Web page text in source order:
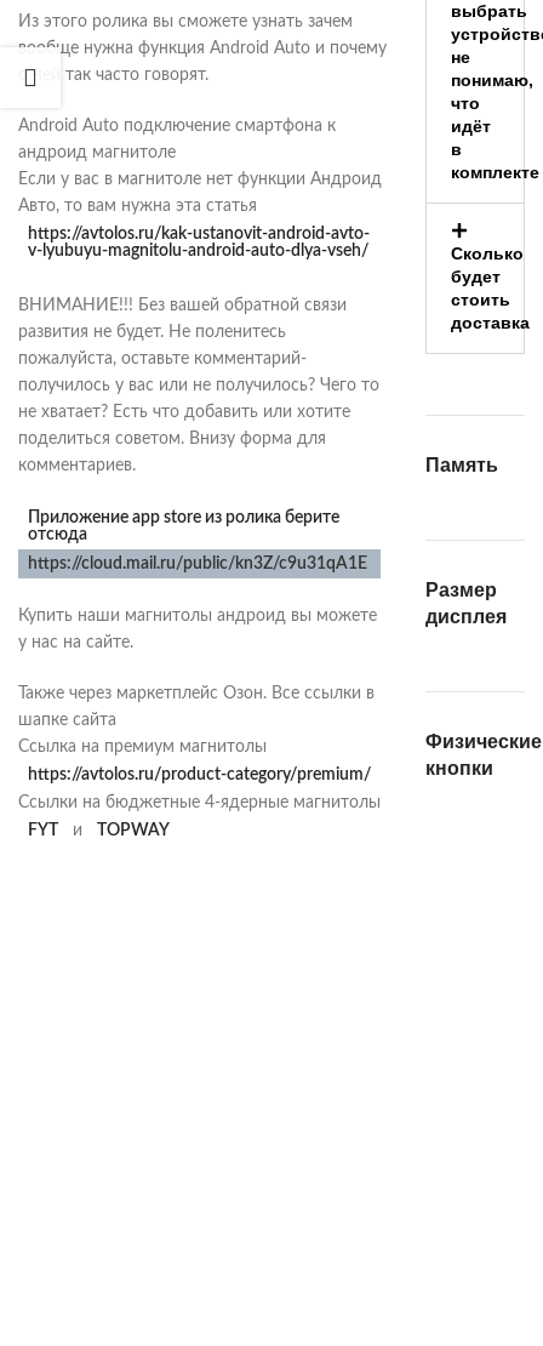
Из этого ролика вы сможете узнать зачем
вообще нужна функция Android Auto и почему
о ней так часто говорят.
Android Auto подключение смартфона к
андроид магнитоле
Если у вас в магнитоле нет функции Андроид
Авто, то вам нужна эта статья
https://avtolos.ru/kak-ustanovit-android-avto-
v-lyubuyu-magnitolu-android-auto-dlya-vseh/
ВНИМАНИЕ!!! Без вашей обратной связи
развития не будет. Не поленитесь
пожалуйста, оставьте комментарий-
получилось у вас или не получилось? Чего то
не хватает? Есть что добавить или хотите
поделиться советом. Внизу форма для
комментариев.
Приложение app store из ролика берите
отсюда
https://cloud.mail.ru/public/kn3Z/c9u31qA1E
Купить наши магнитолы андроид вы можете
у нас на сайте.
Также через маркетплейс Озон. Все ссылки в
шапке сайта
Ссылка на премиум магнитолы
https://avtolos.ru/product-category/premium/
Ссылки на бюджетные 4-ядерные магнитолы
FYT
и TOPWAY
выбрать
не
понимаю,
что
идёт
в
комплекте
Сколько
будет
стоить
доставка
Память
Размер
дисплея
Физические
кнопки